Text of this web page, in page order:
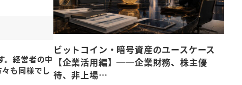
。経営者の中
も同様でし
ビットコイン・暗号資産のユースケース
【企業活用編】──企業財務、株主優
待、非上場…